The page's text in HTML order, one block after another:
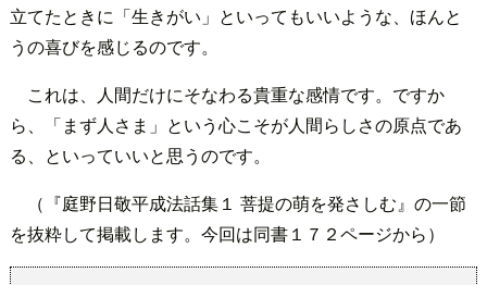
立てたときに「生きがい」といってもいいような、ほんと
うの喜びを感じるのです。
これは、人間だけにそなわる貴重な感情です。ですか
ら、「まず人さま」という心こそが人間らしさの原点であ
る、といっていいと思うのです。
（『庭野日敬平成法話集１ 菩提の萌を発さしむ』の一節
を抜粋して掲載します。今回は同書１７２ページから）